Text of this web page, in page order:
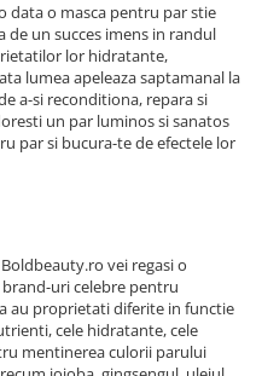
data o masca pentru par stie
de un succes imens in randul
lor hidratante,
lumea apeleaza saptamanal la
a-si reconditiona, repara si
un par luminos si sanatos
par si bucura-te de efectele lor
vei regasi o
uri celebre pentru
au proprietati diferite in functie
cele hidratante, cele
mentinerea culorii parului